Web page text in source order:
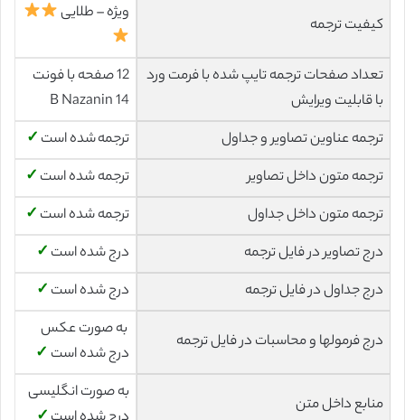
کیفیت ترجمه
ویژه – طلایی
تعداد صفحات ترجمه تایپ شده با فرمت ورد
با قابلیت ویرایش
12 صفحه با فونت
14 B Nazanin
ترجمه عناوین تصاویر و جداول
ترجمه شده است ✓
ترجمه متون داخل تصاویر
ترجمه شده است ✓
ترجمه متون داخل جداول
ترجمه شده است ✓
درج تصاویر در فایل ترجمه
درج شده است ✓
درج جداول در فایل ترجمه
درج شده است ✓
درج فرمولها و محاسبات در فایل ترجمه
به صورت عکس
درج شده است ✓
منابع داخل متن
به صورت انگلیسی